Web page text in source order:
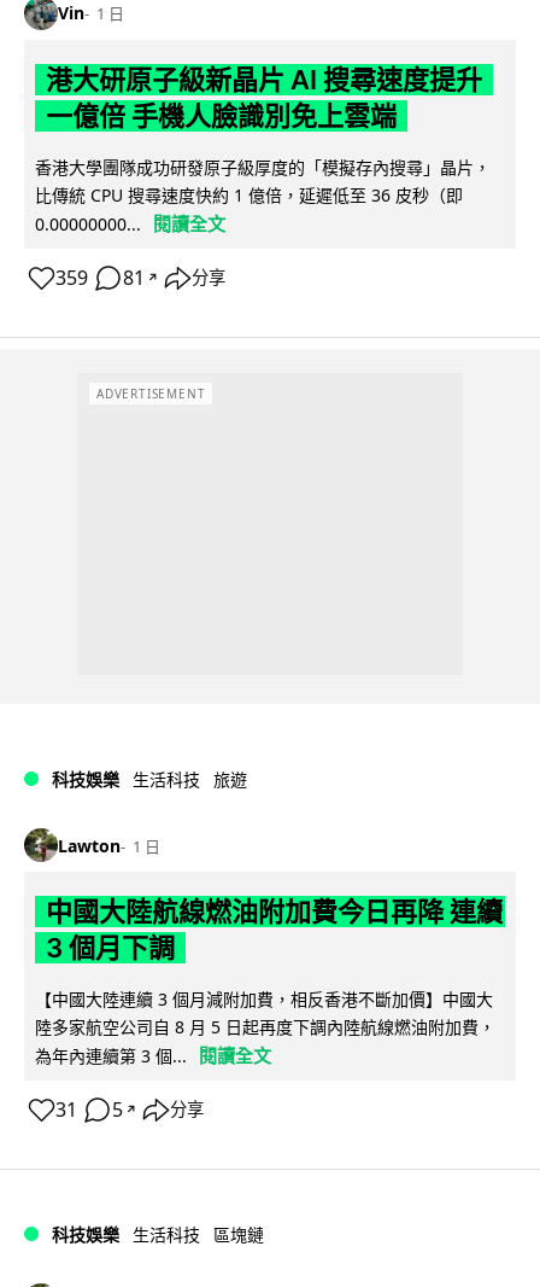
Vin 1 日
港大研原子級新晶片 AI 搜尋速度提升
一億倍 手機人臉識別免上雲端
香港大學團隊成功研發原子級厚度的「模擬存內搜尋」晶片，
比傳統 CPU 搜尋速度快約 1 億倍，延遲低至 36 皮秒（即
0.00000000...
閱讀全文
359 81 ↗ 分享
ADVERTISEMENT
科技娛樂 生活科技 旅遊
Lawton 1 日
中國大陸航線燃油附加費今日再降 連續
3 個月下調
【中國大陸連續 3 個月減附加費，相反香港不斷加價】中國大
陸多家航空公司自 8 月 5 日起再度下調內陸航線燃油附加費，
為年內連續第 3 個...
閱讀全文
31 5 ↗ 分享
科技娛樂 生活科技 區塊鏈